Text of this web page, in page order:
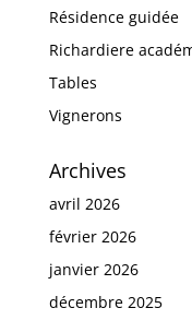
Résidence guidée
Richardiere
Tables
Vignerons
Archives
avril 2026
février 2026
janvier 2026
décembre 2025